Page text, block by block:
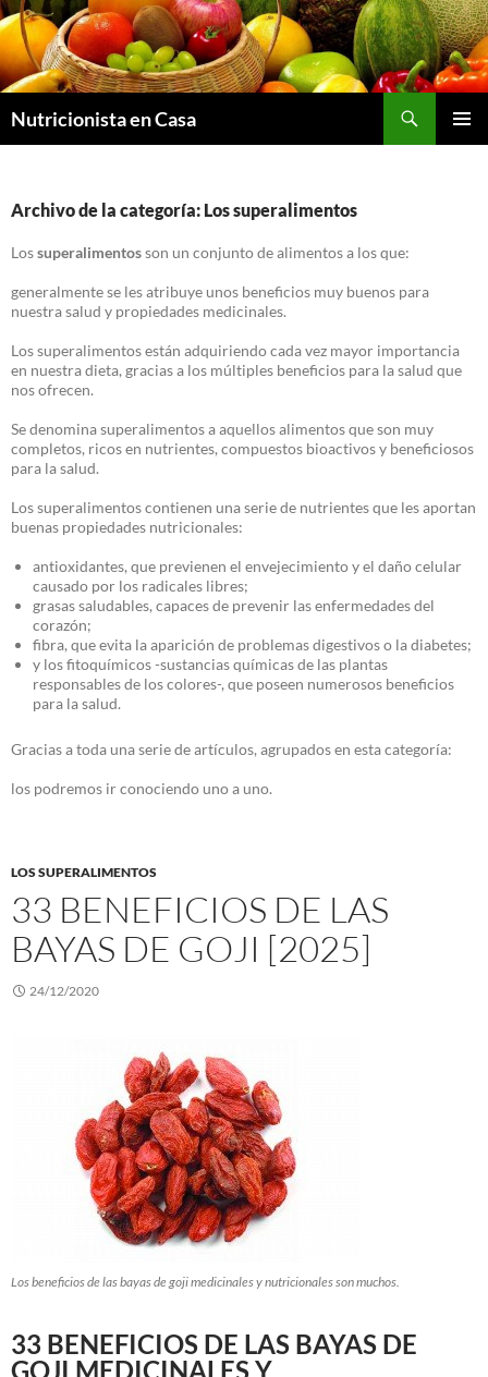
Saltar
al
contenido
Nutricionista en Casa
Archivo de la categoría: Los superalimentos
Lossuperalimentosson un conjunto de alimentos a los que:
generalmente se les atribuye unos beneficios muy buenos para
nuestra salud y propiedades medicinales.
Los superalimentos están adquiriendo cada vez mayor importancia
en nuestra dieta, gracias a los múltiples beneficios para la salud que
nos ofrecen.
Se denomina superalimentos a aquellos alimentos que son muy
completos, ricos en nutrientes, compuestos bioactivos y beneficiosos
para la salud.
Los superalimentos contienen una serie de nutrientes que les aportan
buenas propiedades nutricionales:
antioxidantes, que previenen el envejecimiento y el daño celular
causado por los radicales libres;
grasas saludables, capaces de prevenir las enfermedades del
corazón;
fibra, que evita la aparición de problemas digestivos o la diabetes;
y los fitoquímicos -sustancias químicas de las plantas
responsables de los colores-, que poseen numerosos beneficios
para la salud.
Gracias a toda una serie de artículos, agrupados en esta categoría:
los podremos ir conociendo uno a uno.
LOS SUPERALIMENTOS
33 BENEFICIOS DE LAS
BAYAS DE GOJI [2025]
24/12/2020
Los beneficios de las bayas de goji medicinales y nutricionales son muchos.
33 BENEFICIOS DE LAS BAYAS DE
GOJI MEDICINALES Y